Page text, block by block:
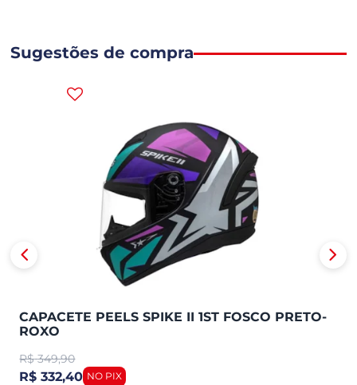
Sugestões de compra
CAPACETE PEELS SPIKE II 1ST FOSCO PRETO-
ROXO
R$ 349,90
R$ 332,40